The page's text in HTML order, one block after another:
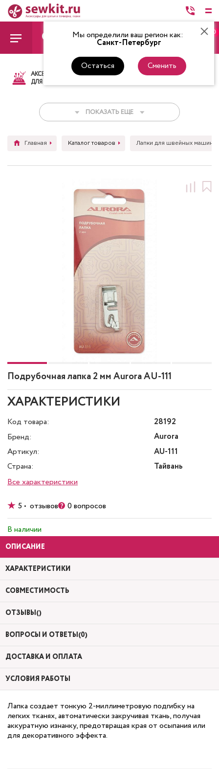
Мы определили ваш регион как:
Санкт-Петербург
Остаться Сменить
0
АКСЕССУАРЫ
ДЛЯ ШИТЬЯ
ТКАНИ НИТКИ
ПОКАЗАТЬ ЕЩЕ
Главная Каталог товаров Лапки для швейных машин
Подрубочная лапка 2 мм Aurora AU-111
ХАРАКТЕРИСТИКИ
Код товара:
28192
Бренд:
Aurora
Артикул:
AU-111
Страна:
Тайвань
Все характеристики
5 • отзывов 0 вопросов
В наличии
ОПИСАНИЕ
ХАРАКТЕРИСТИКИ
СОВМЕСТИМОСТЬ
ОТЗЫВЫ()
ВОПРОСЫ И ОТВЕТЫ(0)
ДОСТАВКА И ОПЛАТА
УСЛОВИЯ РАБОТЫ
Лапка создает тонкую 2-миллиметровую подгибку на
легких тканях, автоматически закручивая ткань, получая
аккуратную изнанку, предотвращая края от осыпания или
для декоративного эффекта.